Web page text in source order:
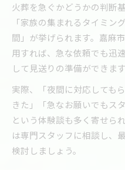
火葬を急ぐかどうかの判断
「家族の集まれるタイミン
間」が挙げられます。嘉麻
用すれば、急な依頼でも迅
して見送りの準備ができます
実際、「夜間に対応しても
きた」「急なお願いでもス
という体験談も多く寄せら
は専門スタッフに相談し、
検討しましょう。